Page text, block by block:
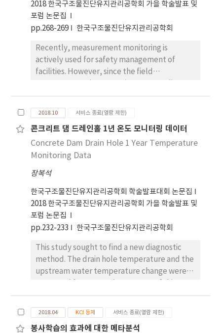
2018 한국구조물진단유지관리공학회 가을 학술발표 및
포럼 논문집
pp.268-269
한국구조물진단유지관리공학회
Recently, measurement monitoring is
actively used for safety management of
facilities. However, since the field
preprocessing process is required for reliable
behavior analysis of the data. In this paper,
we present a detection method of time
series outliers and its applications. And we
propose precautions for the preprocessing
process.
2018.10 서비스 종료(열람 제한)
콘크리트 댐 드레인홀 1년 온도 모니터링 데이터
Concrete Dam Drain Hole 1 Year Temperature
Monitoring Data
장복석
한국구조물진단유지관리공학회 학술발표대회 논문집
2018 한국구조물진단유지관리공학회 가을 학술발표 및
포럼 논문집
pp.232-233
한국구조물진단유지관리공학회
This study sought to find a new diagnostic
method. The drain hole temperature and the
upstream water temperature change were
study was to analyze the correlation
between the temperature of the drain hole
and the upstream temperature.
2018.04 KCI 등재 서비스 종료(열람 제한)
봉사학습의 효과에 대한 메타분석